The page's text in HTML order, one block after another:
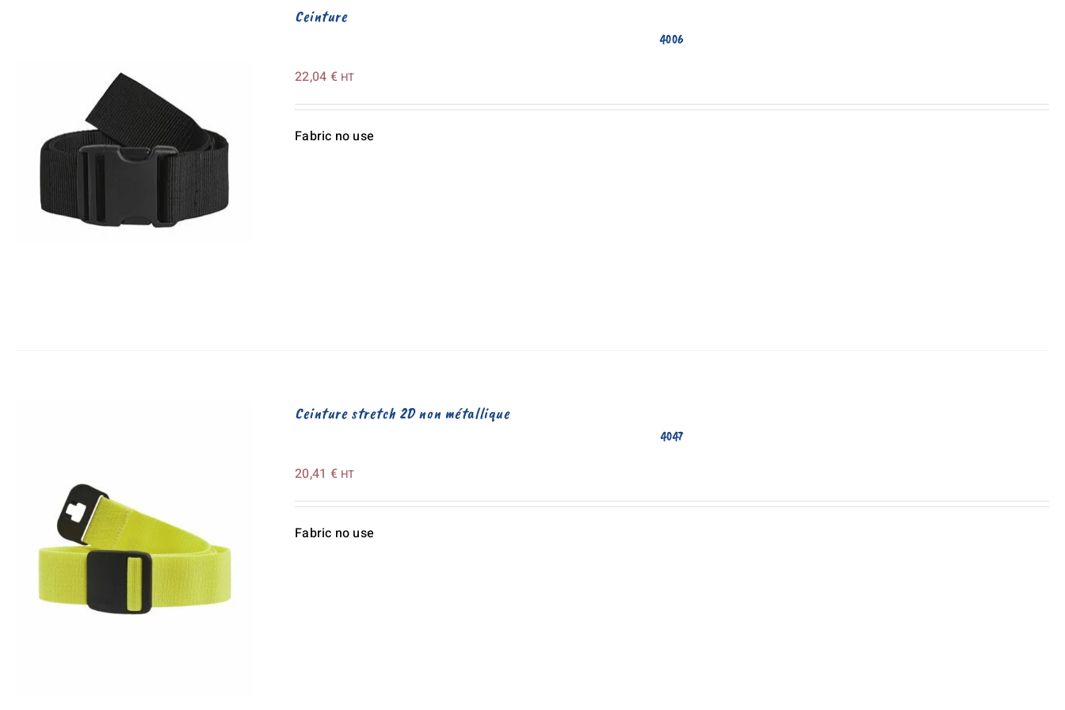
4006
Ceinture
22,04 € HT
Fabric no use
4047
Ceinture stretch 2D non métallique
20,41 € HT
Fabric no use